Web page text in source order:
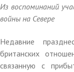
Из воспоминаний
войны на Севере
Недавние
британских
связанную с